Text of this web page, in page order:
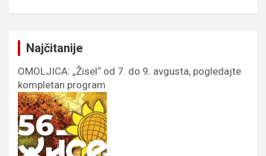
Najčitanije
OMOLJICA: „Žisel“ od 7. do 9. avgusta, pogledajte
kompletan program